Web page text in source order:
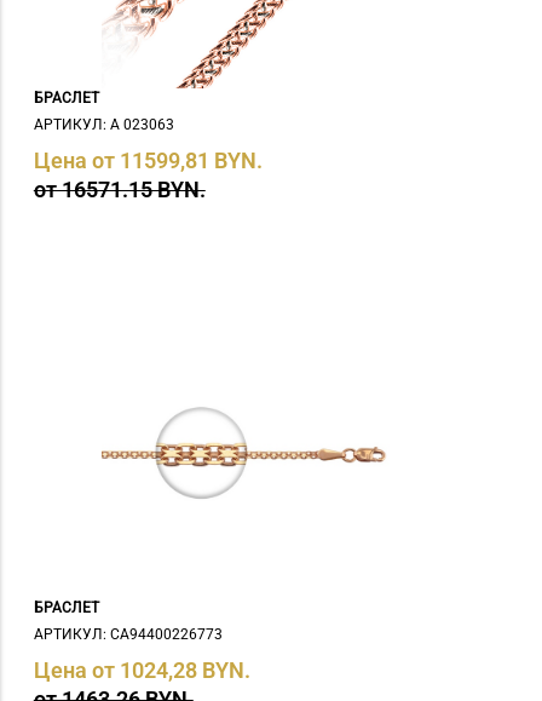
БРАСЛЕТ
АРТИКУЛ: А 023063
Цена от 11599,81 BYN.
от 16571.15 BYN.
БРАСЛЕТ
АРТИКУЛ: СA94400226773
Цена от 1024,28 BYN.